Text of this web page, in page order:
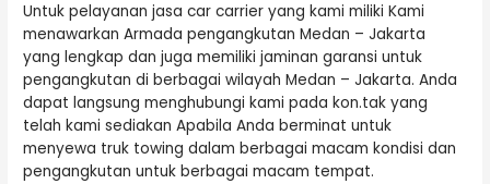
Untuk pelayanan jasa car carrier yang kami miliki Kami
menawarkan Armada pengangkutan Medan – Jakarta
yang lengkap dan juga memiliki jaminan garansi untuk
pengangkutan di berbagai wilayah Medan – Jakarta. Anda
dapat langsung menghubungi kami pada kon.tak yang
telah kami sediakan Apabila Anda berminat untuk
menyewa truk towing dalam berbagai macam kondisi dan
pengangkutan untuk berbagai macam tempat.